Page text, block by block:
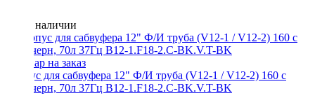
Нет в наличии
Корпус для сабвуфера 12" Ф/И труба (V12-1 / V12-2) 160 с
боку черн, 70л 37Гц B12-1.F18-2.C-BK.V.T-BK